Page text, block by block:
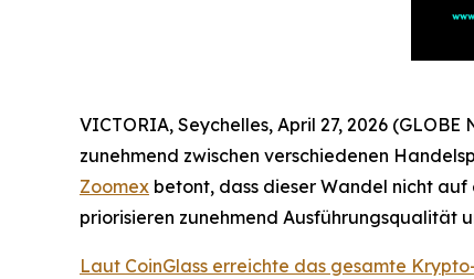
VICTORIA, Seychelles, April 27, 2026
zunehmend zwischen verschiedenen
Zoomex betont, dass dieser Wandel nicht
priorisieren zunehmend
Laut CoinGlass erreichte das gesamte